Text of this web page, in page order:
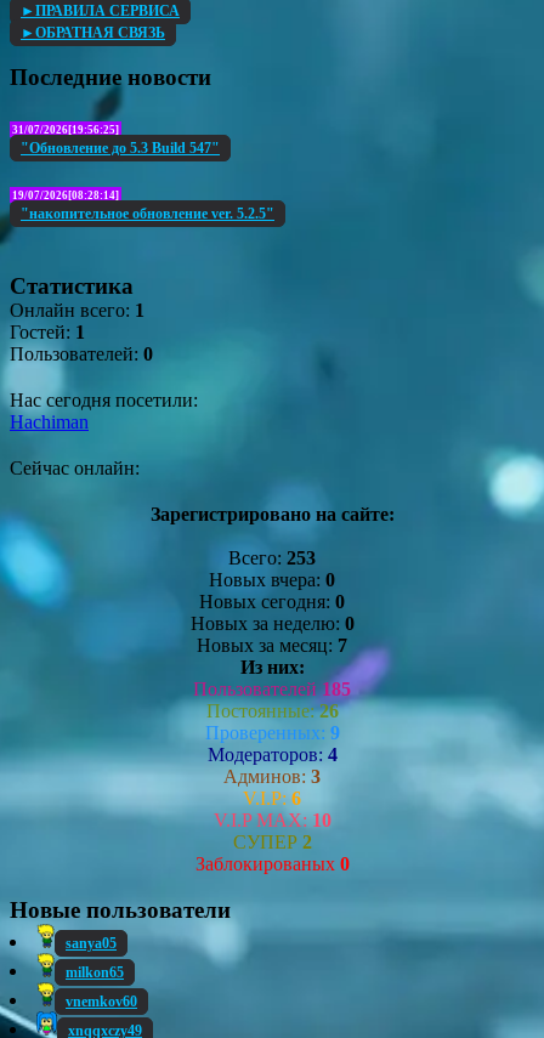
►ПРАВИЛА СЕРВИСА
►ОБРАТНАЯ СВЯЗЬ
Последние новости
31/07/2026[19:56:25]
"Обновление до 5.3 Build 547"
19/07/2026[08:28:14]
"накопительное обновление ver. 5.2.5"
Статистика
Онлайн всего: 1
Гостей: 1
Пользователей: 0
Нас сегодня посетили:
Hachiman
Сейчас онлайн:
Зарегистрировано на сайте:
Всего: 253
Новых вчера: 0
Новых сегодня: 0
Новых за неделю: 0
Новых за месяц: 7
Из них:
Пользователей185
Постоянные:26
Проверенных: 9
Модераторов: 4
Админов: 3
V.I.P: 6
V.I.P MAX: 10
СУПЕР 2
Заблокированых 0
Новые пользователи
sanya05
milkon65
vnemkov60
xnqqxczy49